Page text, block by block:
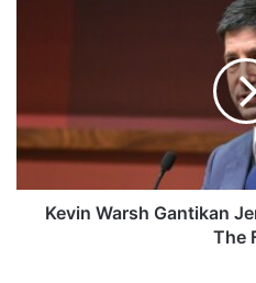
Kevin Warsh Gantikan
The